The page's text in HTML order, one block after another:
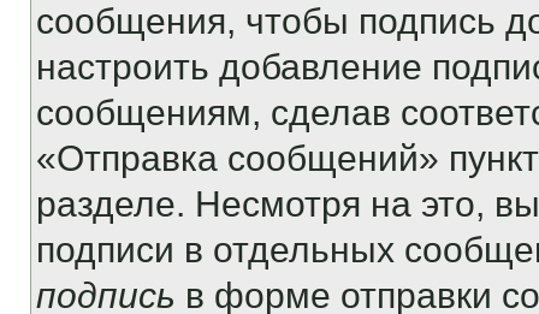
сообщения, чтобы подпись
настроить добавление
сообщениям, сделав
«Отправка сообщений»
разделе. Несмотря на это,
подписи в отдельных
подпись в форме отправки